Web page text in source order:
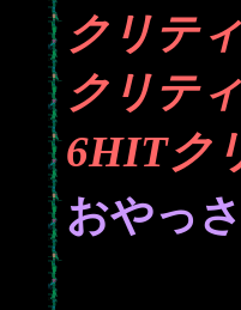
クリテ
クリテ
6HITク
おやっ